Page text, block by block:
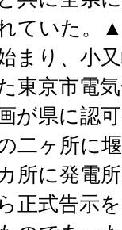
ていた。
まり、小
東京市電
が県に認
二ヶ所に
所に発電
ら正式告示